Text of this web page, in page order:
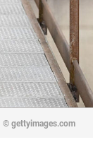
© gettyimages.com